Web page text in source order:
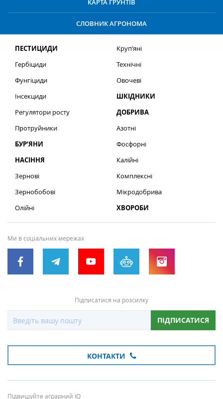
КАРТА ҐРУНТІВ
СЛОВНИК АГРОНОМА
ПЕСТИЦИДИ
Гербіциди
Фунгіциди
Інсекциди
Регулятори росту
Протруйники
БУР’ЯНИ
НАСІННЯ
Зернові
Зернобобові
Олійні
Круп’яні
Технічні
Овочеві
ШКІДНИКИ
ДОБРИВА
Азотні
Фосфорні
Калійні
Комплексні
Мікродобрива
ХВОРОБИ
Ми в соціальних мережах
Підписатися на розсилку
ПІДПИСАТИСЯ
КОНТАКТИ
Підвищуйте аграрний IQ